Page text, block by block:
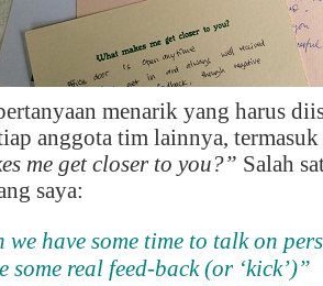
menarik yang harus
anggota tim lainnya, termasuk
me get closer to you?” Salah
saya:
we have some time to talk on
some real feed-back (or ‘kick’)”